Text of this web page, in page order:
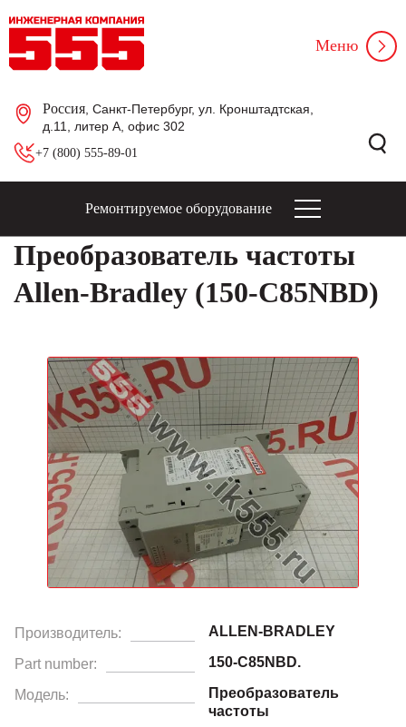
Россия , Санкт-Петербург, ул. Кронштадтская,
д.11, литер А, офис 302
+7 (800) 555-89-01
Меню
Ремонтируемое оборудование
Преобразователь частоты
Allen-Bradley (150-C85NBD)
Производитель: ALLEN-BRADLEY
Part number: 150-C85NBD.
Модель:
Преобразователь
частоты